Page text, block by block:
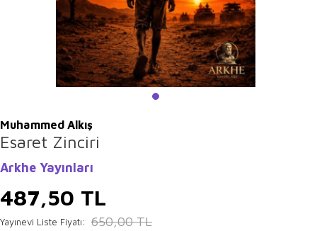
Muhammed Alkış
Esaret Zinciri
Arkhe Yayınları
487,50 TL
Yayınevi Liste Fiyatı: 650,00TL